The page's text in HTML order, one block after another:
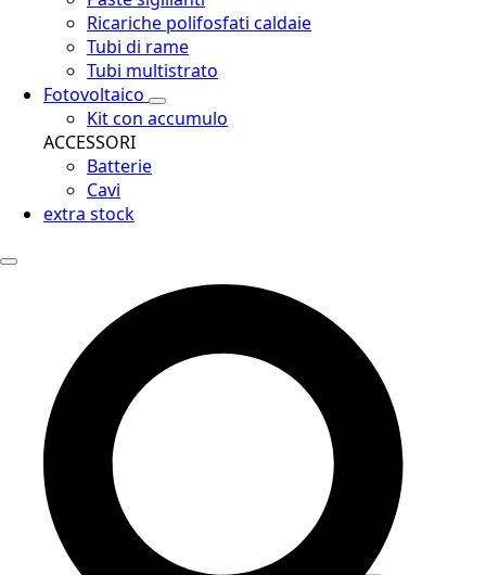
Ricariche polifosfati caldaie
Tubi di rame
Tubi multistrato
Fotovoltaico
Kit con accumulo
ACCESSORI
Batterie
Cavi
extra stock